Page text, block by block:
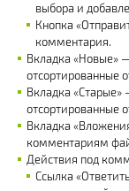
выбора и
Кнопка
комментария.
Вкладка «Новые»
отсортированные
Вкладка
отсортированные
Вкладка
комментариям
Действия под
Ссылка